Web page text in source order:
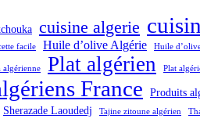
cuisine algerie
facile Huile d’olive Algérie Huile
algérienne Plat algérien Plat
France Produits
Sherazade Laoudedj Tajine zitoune algérien